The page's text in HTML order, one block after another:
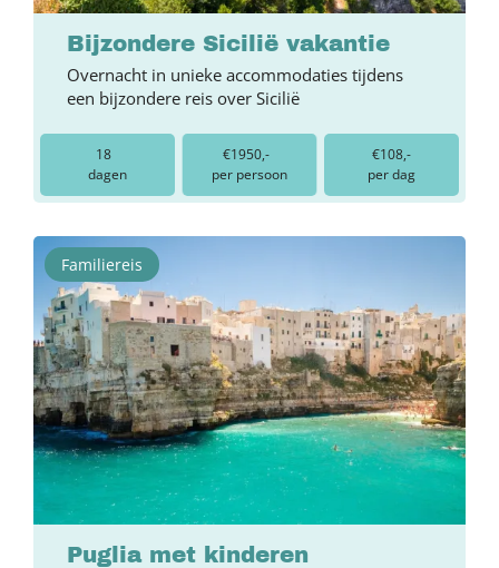
Bijzondere Sicilië vakantie
Overnacht in unieke accommodaties tijdens
een bijzondere reis over Sicilië
18
dagen
€1950,-
per persoon
€108,-
per dag
Familiereis
Puglia met kinderen